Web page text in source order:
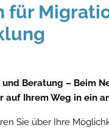
für
Beratung – Beim
auf Ihrem Weg in ein
Sie über Ihre